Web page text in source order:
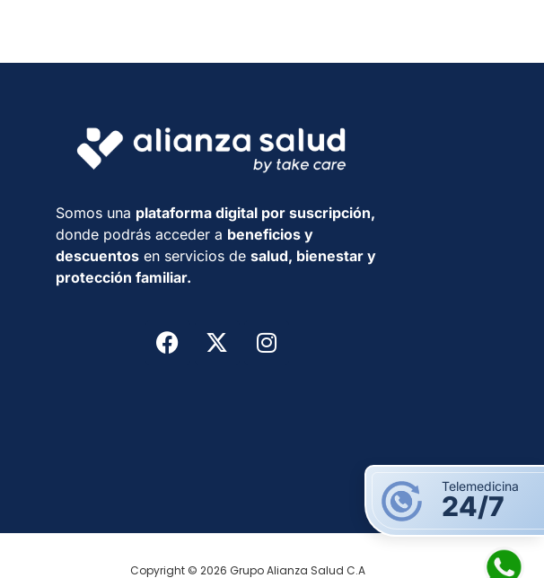
Somos una plataforma digital por suscripción,
donde podrás acceder a beneficios y
descuentosen servicios de salud, bienestar y
protección familiar.
Copyright © 2026 Grupo Alianza Salud C.A
Telemedicina
24/7